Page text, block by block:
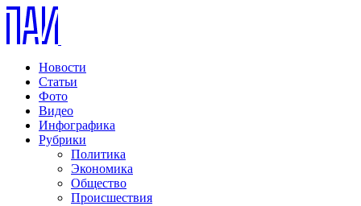
Новости
Статьи
Фото
Видео
Инфографика
Рубрики
Политика
Экономика
Общество
Происшествия